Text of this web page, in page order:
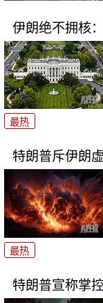
伊朗绝不拥核
最热
特朗普斥伊朗
最热
特朗普宣称掌